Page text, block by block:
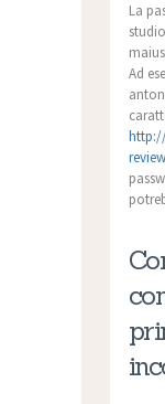
La
Ad
review